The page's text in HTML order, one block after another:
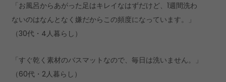
「お風呂からあがった足はキレイなはずだけど、1週間洗わ
ないのはなんとなく嫌だからこの頻度になっています。」
（30代・4人暮らし）
「すぐ乾く素材のバスマットなので、毎日は洗いません。」
（60代・2人暮らし）